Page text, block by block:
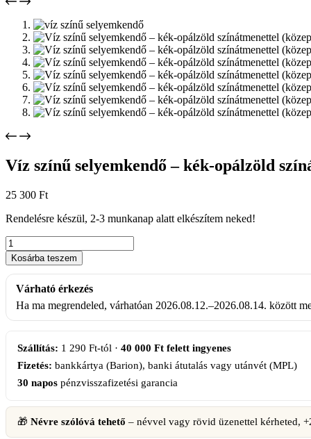
Víz színű selyemkendő – kék-opálzöld
25 300 Ft
Rendelésre készül, 2-3 munkanap alatt elkészítem neked!
Víz
színű
selyemkendő
–
kék-
opálzöld
színátmenettel
Kosárba teszem
Várható érkezés
Ha ma megrendeled, várhatóan 2026.08.12.–2026.08.14. között
Szállítás: 1 290 Ft-tól · 40 000 Ft felett ingyenes
Fizetés: bankkártya (Barion), banki átutalás vagy utánvét (MPL)
30 napos pénzvisszafizetési garancia
🎁 Névre szólóvá tehető – névvel vagy rövid üzenettel kérheted,